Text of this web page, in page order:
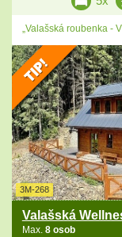
„Valašská roubenka -
3M-268
Valašská
Max. 8 osob